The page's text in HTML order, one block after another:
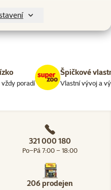
vždy poradí
Špičkové
Vlastní vývoj a
321 000 180
Po–Pá 7:00 – 18:00
206 prodejen